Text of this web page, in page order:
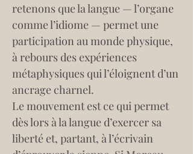
retenons que la langue — l’organe
comme l’idiome — permet une
participation au monde physique,
à rebours des expériences
métaphysiques qui l’éloignent d’un
ancrage charnel.
Le mouvement est ce qui permet
dès lors à la langue d’exercer sa
liberté et, partant, à l’écrivain